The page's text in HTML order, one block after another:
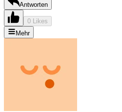
Antworten
0 Likes
Mehr